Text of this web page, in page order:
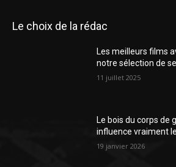
Le choix de la rédac
Les meilleurs films
notre sélection de
11 juillet 2025
Le bois du corps de
influence vraiment
19 janvier 2026